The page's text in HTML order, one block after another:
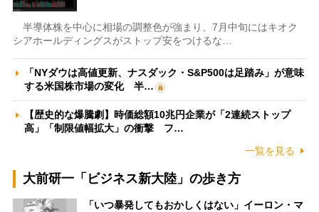
半導体株を中心に相場の調整色が強まり、7月中旬にはキオク
シアホールディングスがストップ安をつけるな…
「NYダウは高値更新、ナスダック・S&P500は足踏み」が意味
する米国株市場の変化 半…
【歴史的な爆騰劇】時価総額10兆円企業が「2連続ストップ
高」「制限値幅拡大」の衝撃 フ…
一覧を見る
大前研一「ビジネス新大陸」の歩き方
「いつ暴発してもおかしくはない」イーロン・マ